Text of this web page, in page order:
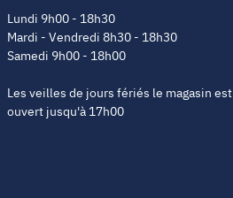
Lundi 9h00 - 18h30
Mardi - Vendredi 8h30 - 18h30
Samedi 9h00 - 18h00
Les veilles de jours fériés le magasin est
ouvert jusqu'à 17h00